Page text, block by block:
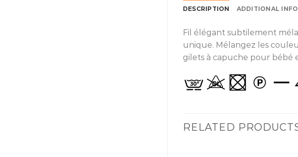
DESCRIPTION ADDITIONAL
Fil élégant subtilement
unique. Mélangez les
gilets à capuche pour bébé
RELATED